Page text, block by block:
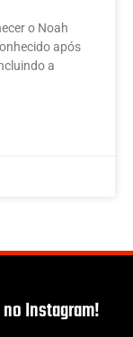
o Noah
após
a
Instagram!